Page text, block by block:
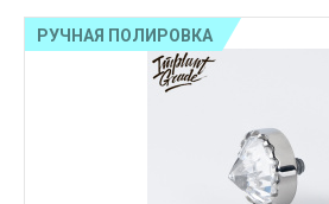
РУЧНАЯ ПОЛИРОВКА